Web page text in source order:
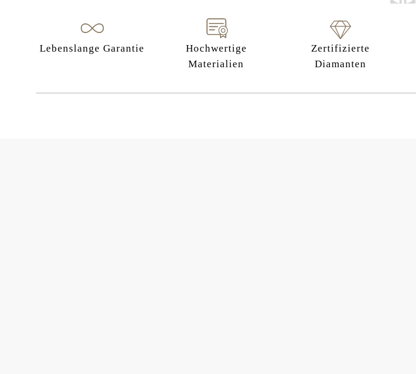
Lebenslange Garantie
Hochwertige
Materialien
Zertifizierte
Diamanten